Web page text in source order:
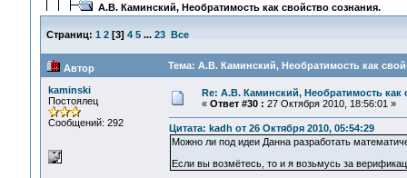
А.В. Каминский, Необратимость как свойство сознания.
Страниц: 1 2[3] 4 5 ... 23 Все
Автор Тема: А.В. Каминский, Необратимость как
kaminski
Постоялец
Сообщений: 292
Re: А.В. Каминский, Необратимость как
« Ответ #30 : 27 Октября 2010, 18:56:01 »
Цитата: kadh от 26 Октября 2010, 05:54:29
Можно ли под идеи Данна разработать
Если вы возмётесь, то и я возьмусь за